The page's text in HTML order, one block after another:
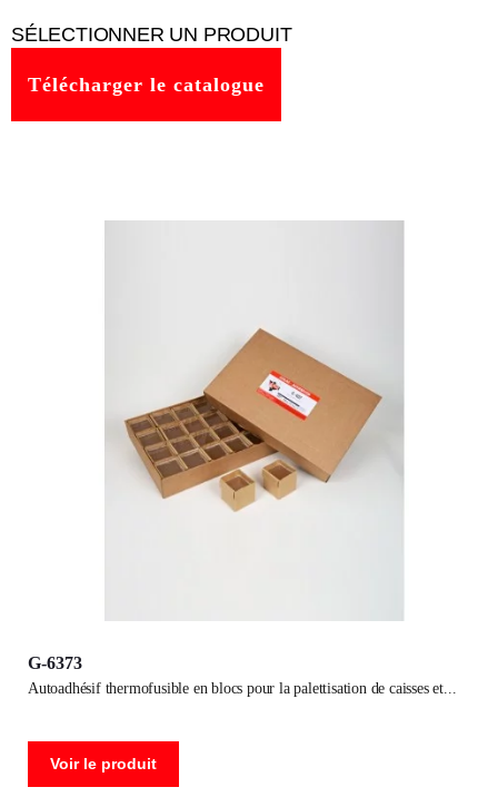
SÉLECTIONNER UN PRODUIT
Télécharger le catalogue
G-6373
autoadhésif thermofusible en blocs pour la palettisation de caisses et
Voir le produit